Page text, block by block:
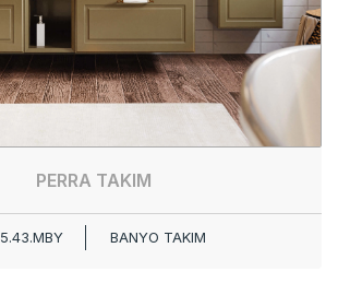
PERRA TAKIM
BANYO TAKIM